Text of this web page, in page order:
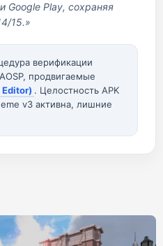
Google Play, сохраняя
15.»
верификации
продвигаемые
Editor) . Целостность APK
v3 активна, лишние